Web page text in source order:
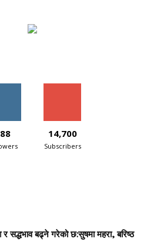
14,700
Subscribers
र सद्धभाव बढ्ने गरेको छ:सुषमा महरा, बरिष्ठ